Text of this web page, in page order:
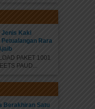
Jenis Kaki
Petualangan Rara
PAKET 1001
PAUD...
Berakhiran Satu